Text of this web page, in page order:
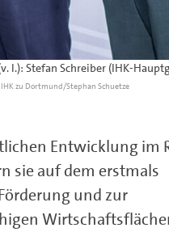
l.): Stefan Schreiber (IHK-
zu Dortmund/Stephan Schuetze
Entwicklung im
sie auf dem erstmals
und zur